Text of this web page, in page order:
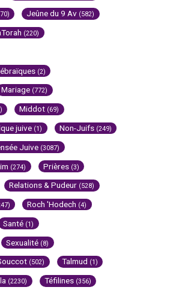
Jeûne du 9 Av (582)
(220)
(2)
Mariage (772)
Middot (69)
juive (1) Non-Juifs (249)
Juive (3087)
(274) Prières (3)
Relations & Pudeur (528)
Roch 'Hodech (4)
Santé (1)
Sexualité (8)
(502) Talmud (1)
(2230) Téfilines (356)